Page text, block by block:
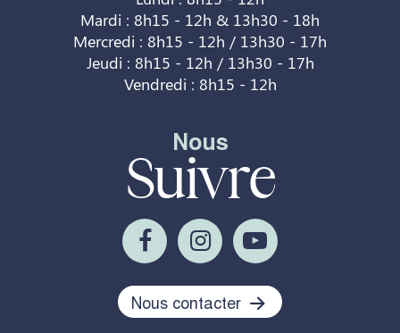
Mardi : 8h15 - 12h & 13h30 - 18h
Mercredi : 8h15 - 12h / 13h30 - 17h
Jeudi : 8h15 - 12h / 13h30 - 17h
Vendredi : 8h15 - 12h
Nous
Suivre
Nous contacter